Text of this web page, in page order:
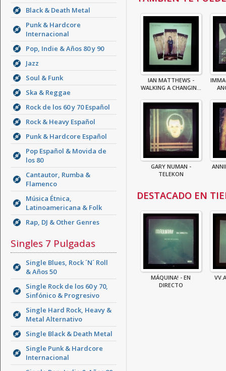
Black & Death Metal
Punk & Hardcore
Internacional
Pop, Indie & Años 80 y 90
Jazz
Soul & Funk
Ska & Reggae
Rock de los 60 y 70 Español
Rock & Heavy Español
Punk & Hardcore Español
Pop Español & Movida de
los 80
Cantautor, Rumba &
Flamenco
Música Étnica,
Latinoamericana & Folk
Rap, DJ & Other Genres
Singles 7 Pulgadas
Single Blues, Rock ´N´ Roll
& Años 50
Single Rock de los 60 y 70,
Sinfónico & Progresivo
Single Hard Rock, Heavy &
Metal Alternativo
Single Black & Death Metal
Single Punk & Hardcore
Internacional
IAN MATTHEWS -
WALKING A CHANGIN...
GARY NUMAN -
TELEKON
DESTACADO EN
MÁQUINA! - EN
DIRECTO